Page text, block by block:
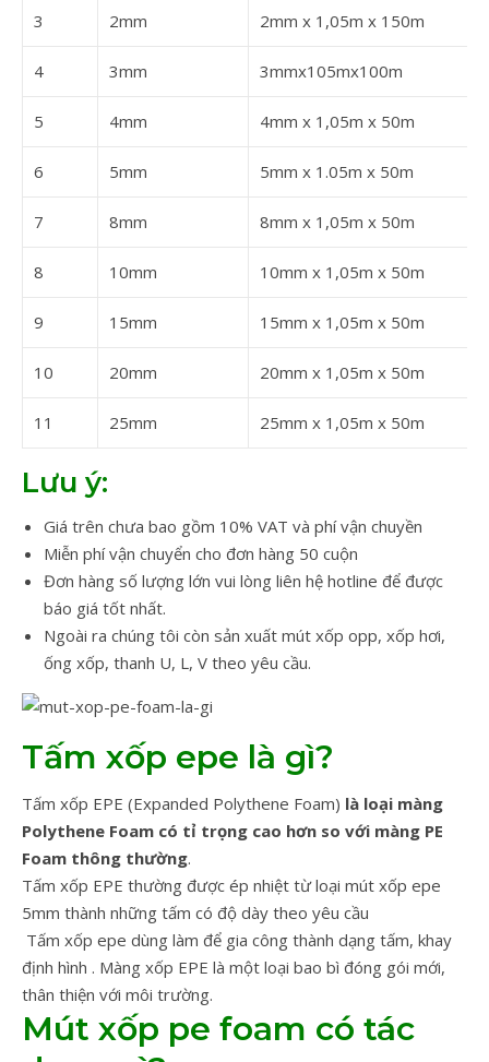
3 2mm 2mm x 1,05m x 150m
4 3mm 3mmx105mx100m
5 4mm 4mm x 1,05m x 50m
6 5mm 5mm x 1.05m x 50m
7 8mm 8mm x 1,05m x 50m
8 10mm 10mm x 1,05m x 50m
9 15mm 15mm x 1,05m x 50m
10 20mm 20mm x 1,05m x 50m
11 25mm 25mm x 1,05m x 50m
Lưu ý:
Giá trên chưa bao gồm 10% VAT và phí vận chuyền
Miễn phí vận chuyển cho đơn hàng 50 cuộn
Đơn hàng số lượng lớn vui lòng liên hệ hotline để được
báo giá tốt nhất.
Ngoài ra chúng tôi còn sản xuất mút xốp opp, xốp hơi,
ống xốp, thanh U, L, V theo yêu cầu.
Tấm xốp epe là gì?
Tấm xốp EPE (Expanded Polythene Foam) là loại màng
Polythene Foam có tỉ trọng cao hơn so với màng PE
Foam thông thường.
Tấm xốp EPE thường được ép nhiệt từ loại mút xốp epe
5mm thành những tấm có độ dày theo yêu cầu
Tấm xốp epe dùng làm để gia công thành dạng tấm, khay
định hình . Màng xốp EPE là một loại bao bì đóng gói mới,
thân thiện với môi trường.
Mút xốp pe foam có tác